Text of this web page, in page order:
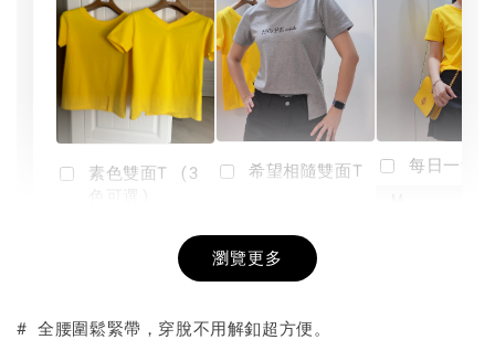
素色雙面T (3
+
希望相隨雙面T
NT$ 190
-
每日一笑
瀏覽更多
# 全腰圍鬆緊帶，穿脫不用解釦超方便。